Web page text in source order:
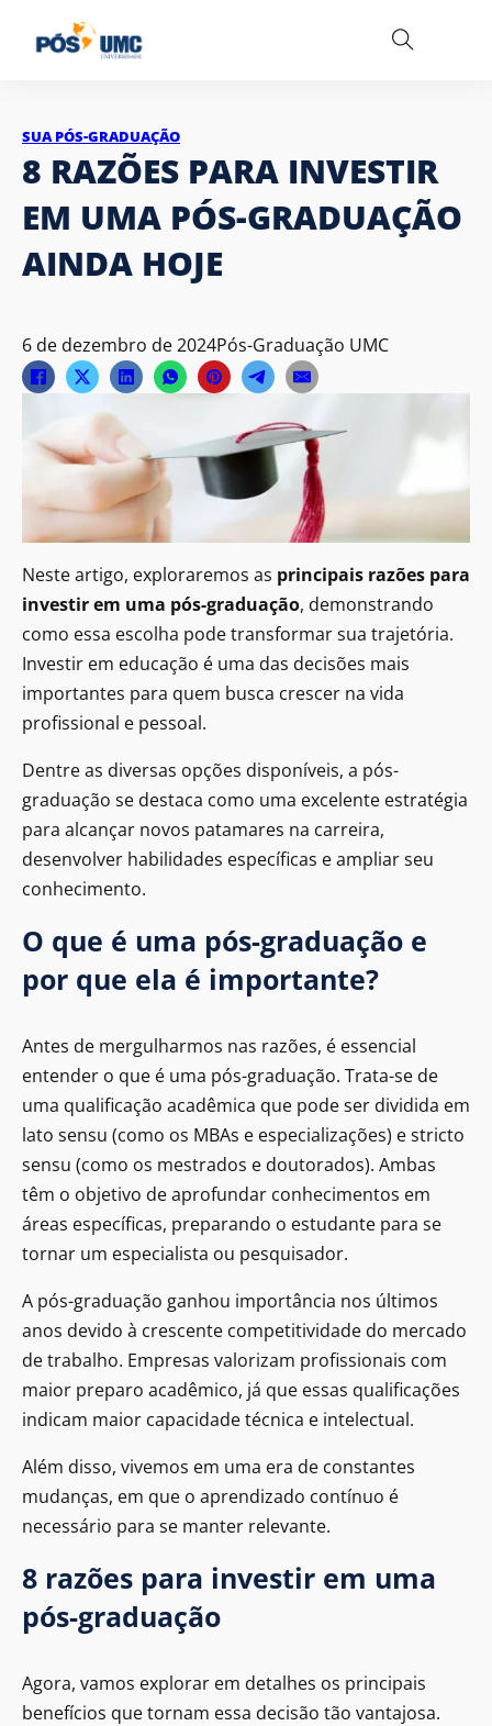
SUA PÓS-GRADUAÇÃO
8 RAZÕES PARA INVESTIR
EM UMA PÓS-GRADUAÇÃO
AINDA HOJE
6 de dezembro de 2024Pós-Graduação UMC
Neste artigo, exploraremos as principais razões para
investir em uma pós-graduação, demonstrando
como essa escolha pode transformar sua trajetória.
Investir em educação é uma das decisões mais
importantes para quem busca crescer na vida
profissional e pessoal.
Dentre as diversas opções disponíveis, a pós-
graduação se destaca como uma excelente estratégia
para alcançar novos patamares na carreira,
desenvolver habilidades específicas e ampliar seu
conhecimento.
O que é uma pós-graduação e
por que ela é importante?
Antes de mergulharmos nas razões, é essencial
entender o que é uma pós-graduação. Trata-se de
uma qualificação acadêmica que pode ser dividida em
lato sensu (como os MBAs e especializações) e stricto
sensu (como os mestrados e doutorados). Ambas
têm o objetivo de aprofundar conhecimentos em
áreas específicas, preparando o estudante para se
tornar um especialista ou pesquisador.
A pós-graduação ganhou importância nos últimos
anos devido à crescente competitividade do mercado
de trabalho. Empresas valorizam profissionais com
maior preparo acadêmico, já que essas qualificações
indicam maior capacidade técnica e intelectual.
Além disso, vivemos em uma era de constantes
mudanças, em que o aprendizado contínuo é
necessário para se manter relevante.
8 razões para investir em uma
pós-graduação
Agora, vamos explorar em detalhes os principais
benefícios que tornam essa decisão tão vantajosa.